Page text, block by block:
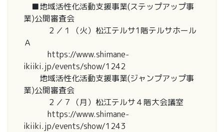
■地域活性化活動支援事業(ステップアップ事
業)公開審査会
２／１（火）松江テルサ1階テルサホール
Ａ
https://www.shimane-
ikiiki.jp/events/show/1242
地域活性化活動支援事業(ジャンプアップ事
業)公開審査会
２／７（月）松江テルサ４階大会議室
https://www.shimane-
ikiiki.jp/events/show/1243